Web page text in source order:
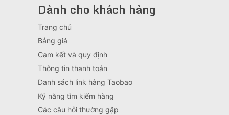
Dành cho khách hàng
Trang chủ
Bảng giá
Cam kết và quy định
Thông tin thanh toán
Danh sách link hàng Taobao
Kỹ năng tìm kiếm hàng
Các câu hỏi thường gặp